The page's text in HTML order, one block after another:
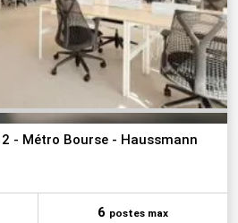
- Métro Bourse - Haussmann
6 postes max